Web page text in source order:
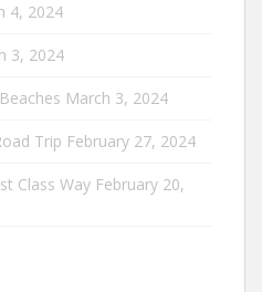
4, 2024
3, 2024
March 3, 2024
Trip February 27, 2024
Class Way February 20,